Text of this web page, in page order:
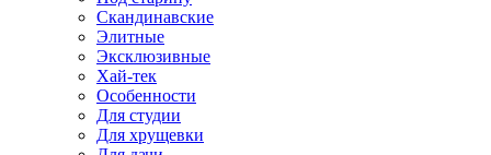
Скандинавские
Элитные
Эксклюзивные
Хай-тек
Особенности
Для студии
Для хрущевки